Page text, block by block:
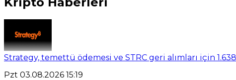
Strategy, temettü ödemesi ve STRC geri alımları için
Pzt 03.08.2026 15:19